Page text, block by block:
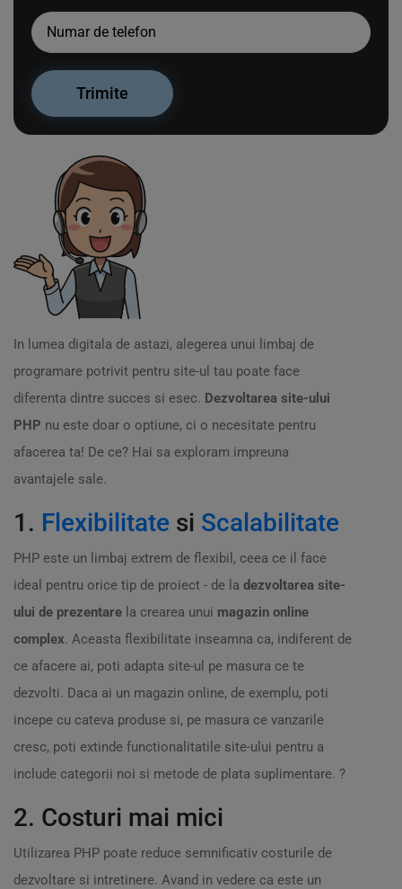
In lumea digitala de astazi, alegerea unui limbaj de
programare potrivit pentru site-ul tau poate face
diferenta dintre succes si esec. Dezvoltarea site-ului
PHP nu este doar o optiune, ci o necesitate pentru
afacerea ta! De ce? Hai sa exploram impreuna
avantajele sale.
1. Flexibilitate si Scalabilitate
PHP este un limbaj extrem de flexibil, ceea ce il face
ideal pentru orice tip de proiect - de la dezvoltarea site-
ului de prezentare la crearea unui magazin online
complex. Aceasta flexibilitate inseamna ca, indiferent de
ce afacere ai, poti adapta site-ul pe masura ce te
dezvolti. Daca ai un magazin online, de exemplu, poti
incepe cu cateva produse si, pe masura ce vanzarile
cresc, poti extinde functionalitatile site-ului pentru a
include categorii noi si metode de plata suplimentare. ?
2. Costuri mai mici
Utilizarea PHP poate reduce semnificativ costurile de
dezvoltare si intretinere. Avand in vedere ca este un